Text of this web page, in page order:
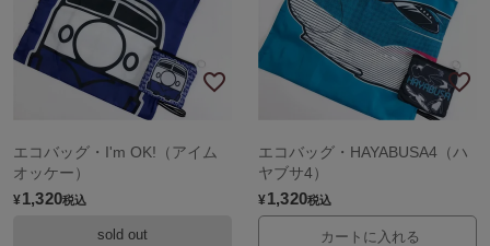
エコバッグ・I'm OK!（アイム
オッケー）
¥1,320税込
sold out
エコバッグ・HAYABUSA4（ハ
ヤブサ4）
¥1,320税込
カートに入れる